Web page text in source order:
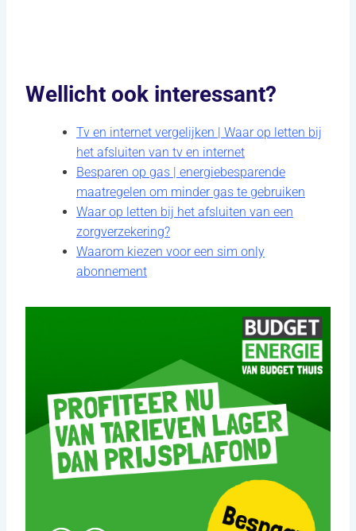
Wellicht ook interessant?
Tv en internet vergelijken | Waar op letten bij
het afsluiten van tv en internet
Besparen op gas | energiebesparende
maatregelen om minder gas te gebruiken
Waar op letten bij het afsluiten van een
zorgverzekering?
Waarom kiezen voor een sim only
abonnement